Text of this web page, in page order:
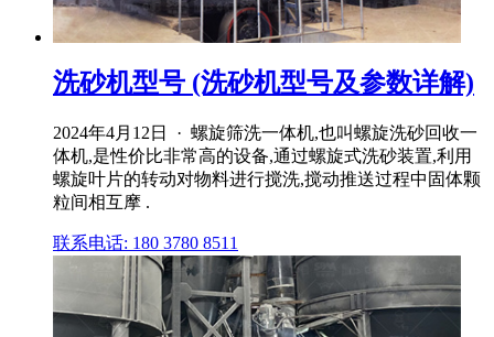
洗砂机型号 (洗砂机型号及参数详解)
2024年4月12日 · 螺旋筛洗一体机,也叫螺旋洗砂回收一
体机,是性价比非常高的设备,通过螺旋式洗砂装置,利用
螺旋叶片的转动对物料进行搅洗,搅动推送过程中固体颗
粒间相互摩 .
联系电话: 180 3780 8511